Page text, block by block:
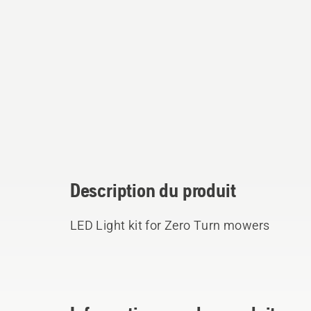
Description du produit
LED Light kit for Zero Turn mowers